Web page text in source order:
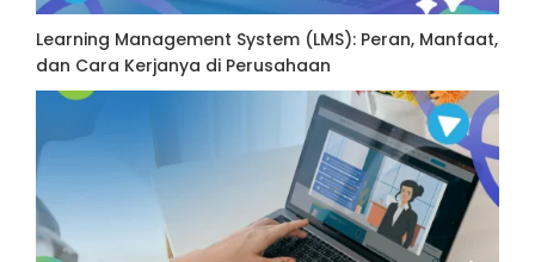
Learning Management System (LMS): Peran, Manfaat,
dan Cara Kerjanya di Perusahaan